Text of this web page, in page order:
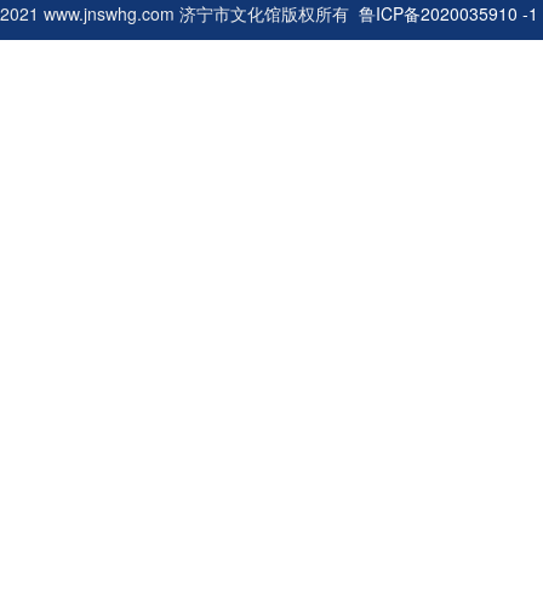
2021 www.jnswhg.com 济宁市文化馆版权所有 鲁ICP备2020035910 -1